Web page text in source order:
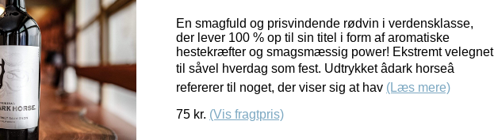
En smagfuld og prisvindende rødvin i verdensklasse,
der lever 100 % op til sin titel i form af aromatiske
hestekræfter og smagsmæssig power! Ekstremt velegnet
til såvel hverdag som fest. Udtrykket âdark horseâ
refererer til noget, der viser sig at hav (Læs mere)
75 kr. (Vis fragtpris)